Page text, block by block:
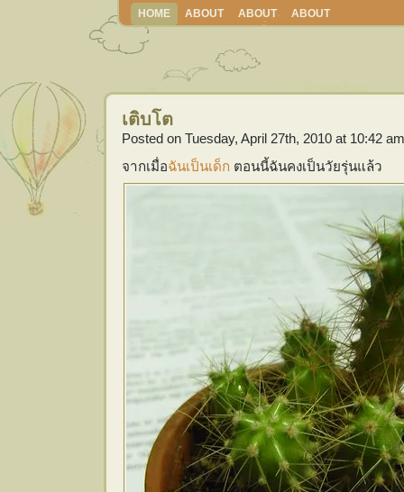
HOME ABOUT ABOUT ABOUT
เติบโต
Posted on Tuesday, April 27th, 2010 at 10:42 am
จากเมื่อฉันเป็นเด็ก ตอนนี้ฉันคงเป็นวัยรุ่นแล้ว